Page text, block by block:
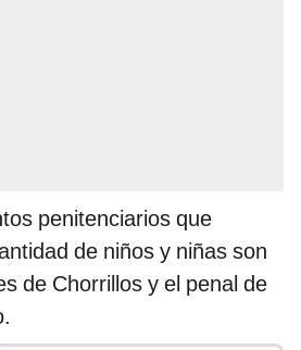
penitenciarios que
de niños y niñas son
de Chorrillos y el penal de